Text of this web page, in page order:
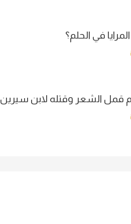
في الحلم؟
قمل الشعر وقتله لابن سيرين